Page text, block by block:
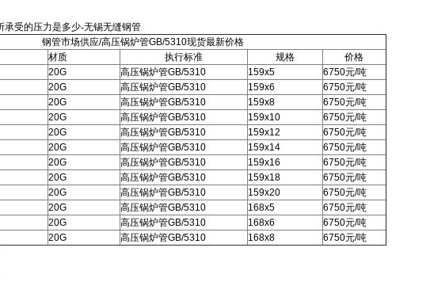
承受的压力是多少-无锡无缝钢管
钢管市场供应/高压锅炉管GB/5310现货最新价格
材质 执行标准 规格
价格
20G 高压锅炉管GB/5310 159x5
6750元/吨
20G 高压锅炉管GB/5310 159x6
6750元/吨
20G 高压锅炉管GB/5310 159x8
6750元/吨
20G 高压锅炉管GB/5310 159x10
6750元/吨
20G 高压锅炉管GB/5310 159x12
6750元/吨
20G 高压锅炉管GB/5310 159x14
6750元/吨
20G 高压锅炉管GB/5310 159x16
6750元/吨
20G 高压锅炉管GB/5310 159x18
6750元/吨
20G 高压锅炉管GB/5310 159x20
6750元/吨
20G 高压锅炉管GB/5310 168x5
6750元/吨
20G 高压锅炉管GB/5310 168x6
6750元/吨
20G 高压锅炉管GB/5310 168x8 6750元/吨